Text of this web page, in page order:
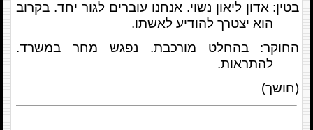
בטין: אדון ליאון נשוי. אנחנו עוברים לגור יחד. בקרוב
הוא יצטרך להודיע לאשתו.
החוקר: בהחלט מורכבת. נפגש מחר במשרד.
להתראות.
(חושך)